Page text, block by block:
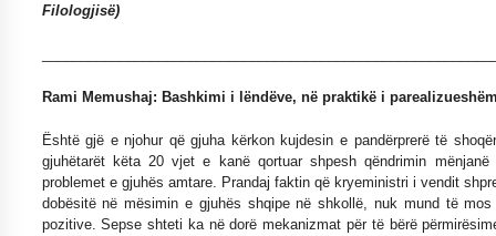
Filologjisë)
Rami Memushaj: Bashkimi i lëndëve, në praktikë i
Është gjë e njohur që gjuha kërkon kujdesin e pandërprerë të
gjuhëtarët këta 20 vjet e kanë qortuar shpesh qëndrimin
problemet e gjuhës amtare. Prandaj faktin që kryeministri i vendit
dobësitë në mësimin e gjuhës shqipe në shkollë, nuk mund të
pozitive. Sepse shteti ka në dorë mekanizmat për të bërë